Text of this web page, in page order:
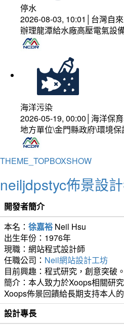
停水
2026-08-03, 10:01│台灣自
辦理龍潭給水廠高壓電氣設
海洋污染
2026-05-19, 00:00│海洋保
地方單位\金門縣政府\環境
THEME_TOPBOXSHOW
neiljdpstyc佈景設
開發者簡介
本名： 徐嘉裕 Neil Hsu
出生年份：1976年
現職：網站程式設計師
任職公司： Neil網站設計工坊
目前興趣：程式研究，創意突破。
簡介：本人致力於Xoops相關研
Xoops佈景回饋給長期支持本人
設計專長